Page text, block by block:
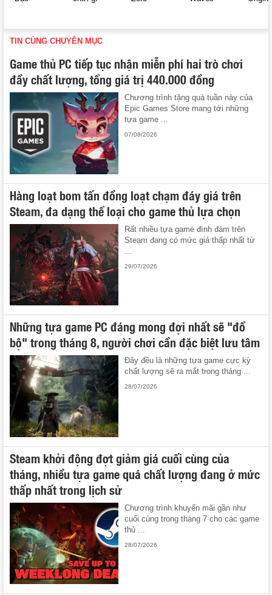
TIN CÙNG CHUYÊN MỤC
Game thủ PC tiếp tục nhận miễn phí hai trò chơi
đầy chất lượng, tổng giá trị 440.000 đồng
Chương trình tặng quà tuần này của
Epic Games Store mang tới những
tựa game ...
07/08/2026
Hàng loạt bom tấn đồng loạt chạm đáy giá trên
Steam, đa dạng thể loại cho game thủ lựa chọn
Rất nhiều tựa game đình đám trên
Steam đang có mức giá thấp nhất từ
29/07/2026
Những tựa game PC đáng mong đợi nhất sẽ "đổ
bộ" trong tháng 8, người chơi cần đặc biệt lưu tâm
Đây đều là những tựa game cực kỳ
chất lượng sẽ ra mắt trong tháng ...
28/07/2026
Steam khởi động đợt giảm giá cuối cùng của
tháng, nhiều tựa game quá chất lượng đang ở mức
thấp nhất trong lịch sử
Chương trình khuyến mãi gần như
cuối cùng trong tháng 7 cho các game
thủ ...
28/07/2026